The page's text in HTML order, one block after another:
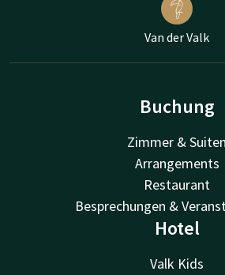
Van der Valk
Buchung
Zimmer & Suiten
Arrangements
Restaurant
Besprechungen &
Hotel
Valk Kids